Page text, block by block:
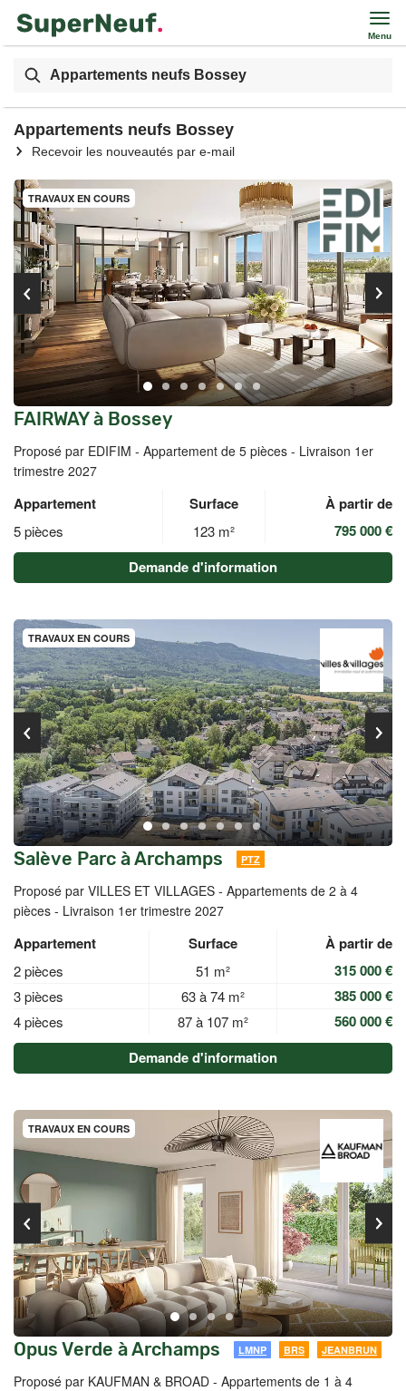
Menu
Appartements neufs Bossey
Appartements neufs Bossey
Recevoir les nouveautés par e-mail
TRAVAUX EN COURS
FAIRWAY à Bossey
Proposé par EDIFIM - Appartement de 5 pièces - Livraison 1er
trimestre 2027
Appartement Surface À partir de
5 pièces 123 m²
795 000 €
Demande d'information
TRAVAUX EN COURS
Salève Parc à Archamps PTZ
Proposé par VILLES ET VILLAGES - Appartements de 2 à 4
pièces - Livraison 1er trimestre 2027
Appartement Surface À partir de
2 pièces 51 m² 315 000 €
3 pièces 63 à 74 m² 385 000 €
4 pièces 87 à 107 m²
560 000 €
Demande d'information
TRAVAUX EN COURS
Opus Verde à Archamps LMNP BRS JEANBRUN
Proposé par KAUFMAN & BROAD - Appartements de 1 à 4